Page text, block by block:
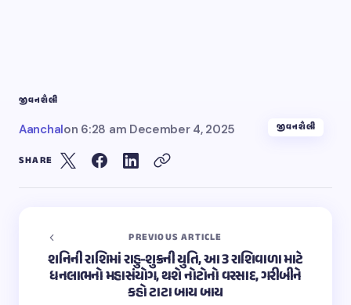
જીવનશૈલી
Aanchalon 6:28 am December 4, 2025 જીવનશૈલી
SHARE
PREVIOUS ARTICLE
શનિની રાશિમાં રાહુ-શુક્રની યુતિ, આ 3 રાશિવાળા માટે
ધનલાભનો મહાસંયોગ, થશે નોટોનો વરસાદ, ગરીબીને
કહો ટાટા બાય બાય